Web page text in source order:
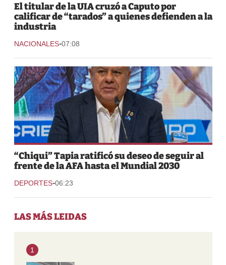
El titular de la UIA cruzó a Caputo por
calificar de “tarados” a quienes defienden a la
industria
NACIONALES-07:08
“Chiqui” Tapia ratificó su deseo de seguir al
frente de la AFA hasta el Mundial 2030
DEPORTES-06:23
LAS MÁS LEIDAS
1